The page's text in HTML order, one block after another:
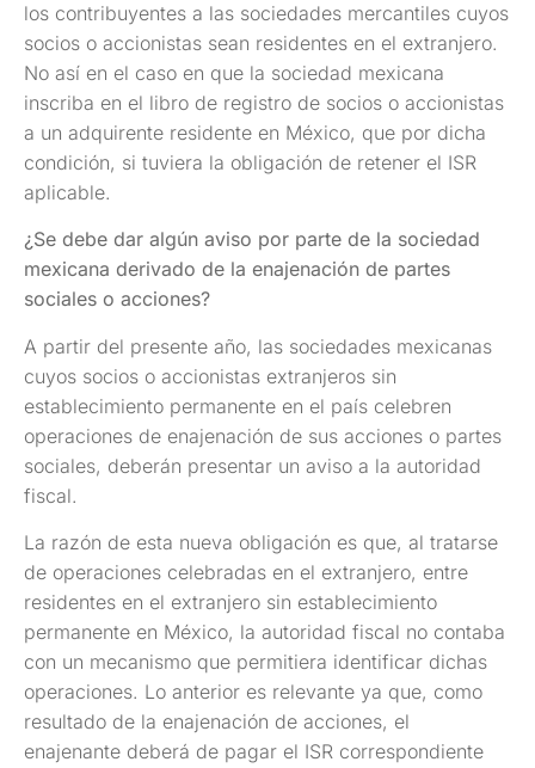
los contribuyentes a las sociedades mercantiles cuyos
socios o accionistas sean residentes en el extranjero.
No así en el caso en que la sociedad mexicana
inscriba en el libro de registro de socios o accionistas
a un adquirente residente en México, que por dicha
condición, si tuviera la obligación de retener el ISR
aplicable.
¿Se debe dar algún aviso por parte de la sociedad
mexicana derivado de la enajenación de partes
sociales o acciones?
A partir del presente año, las sociedades mexicanas
cuyos socios o accionistas extranjeros sin
establecimiento permanente en el país celebren
operaciones de enajenación de sus acciones o partes
sociales, deberán presentar un aviso a la autoridad
fiscal.
La razón de esta nueva obligación es que, al tratarse
de operaciones celebradas en el extranjero, entre
residentes en el extranjero sin establecimiento
permanente en México, la autoridad fiscal no contaba
con un mecanismo que permitiera identificar dichas
operaciones. Lo anterior es relevante ya que, como
resultado de la enajenación de acciones, el
enajenante deberá de pagar el ISR correspondiente